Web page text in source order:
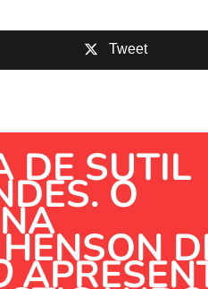
Tweet
DE SUTIL
O